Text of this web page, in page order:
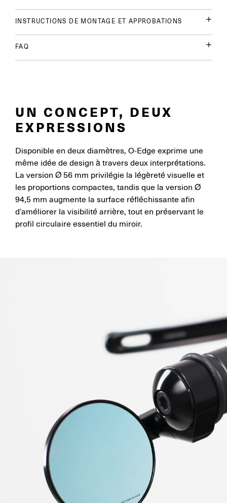
INSTRUCTIONS DE MONTAGE ET APPROBATIONS
FAQ
UN CONCEPT, DEUX
EXPRESSIONS
Disponible en deux diamètres, O-Edge exprime une
même idée de design à travers deux interprétations.
La version Ø 56 mm privilégie la légèreté visuelle et
les proportions compactes, tandis que la version Ø
94,5 mm augmente la surface réfléchissante afin
d’améliorer la visibilité arrière, tout en préservant le
profil circulaire essentiel du miroir.